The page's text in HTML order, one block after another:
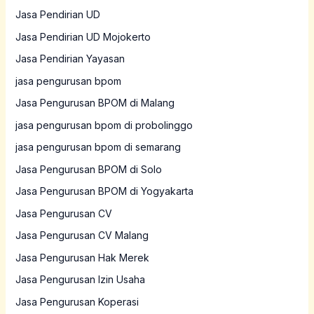
Jasa Pendirian UD
Jasa Pendirian UD Mojokerto
Jasa Pendirian Yayasan
jasa pengurusan bpom
Jasa Pengurusan BPOM di Malang
jasa pengurusan bpom di probolinggo
jasa pengurusan bpom di semarang
Jasa Pengurusan BPOM di Solo
Jasa Pengurusan BPOM di Yogyakarta
Jasa Pengurusan CV
Jasa Pengurusan CV Malang
Jasa Pengurusan Hak Merek
Jasa Pengurusan Izin Usaha
Jasa Pengurusan Koperasi